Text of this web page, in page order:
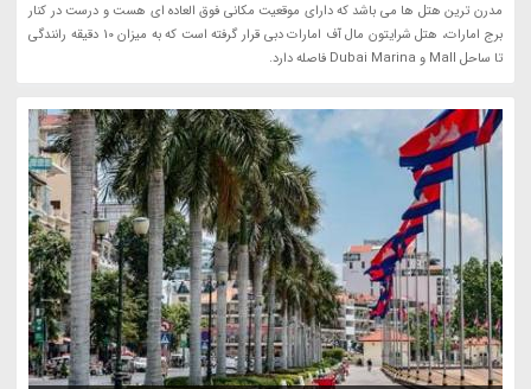
مدرن ترین هتل ها می باشد که دارای موقعیت مکانی فوق العاده ای هست و درست در کنار
برج امارات، هتل شرایتون مال آف امارات دبی قرار گرفته است که به میزان 10 دقیقه رانندگی
تا ساحل Mall و Dubai Marina فاصله دارد.